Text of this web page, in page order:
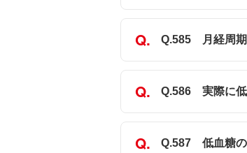
Q.585 月経周期
Q.586 実際に低
Q.587 低血糖の